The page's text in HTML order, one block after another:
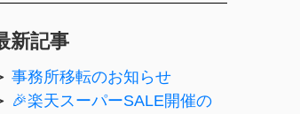
新記事
事務所移転のお知らせ
🎉楽天スーパーSALE開催の